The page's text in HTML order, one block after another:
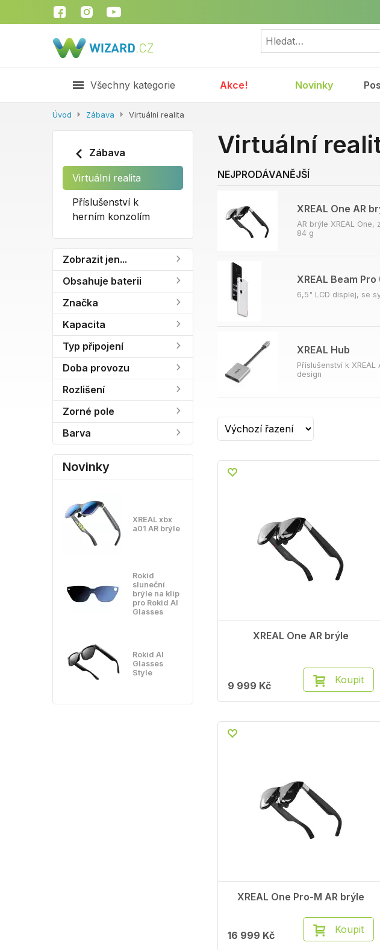
Všechny kategorie Akce! Novinky
Úvod Zábava Virtuální realita
Zábava
Virtuální realita
Příslušenství k
herním konzolím
Zobrazit jen...
Obsahuje baterii
Značka
Kapacita
Typ připojení
Doba provozu
Rozlišení
Zorné pole
Barva
Novinky
XREAL xbx
a01 AR brýle
Rokid
sluneční
brýle na klip
pro Rokid AI
Glasses
Rokid AI
Glasses
Style
Virtuální
NEJPRODÁVANĚJŠÍ
XREAL One AR
AR brýle XREAL
84 g
XREAL Beam
6,5" LCD displej, se
XREAL Hub
Příslušenství k
design
XREAL One AR brýle
9 999 Kč Koupit
XREAL One Pro-M AR brýle
16 999 Kč Koupit